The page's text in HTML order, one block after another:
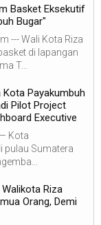
Basket Eksekutif
Bugar"
--- Wali Kota Riza
di lapangan
T...
Payakumbuh
Pilot Project
Executive
Kota
pulau Sumatera
Riza
Orang, Demi